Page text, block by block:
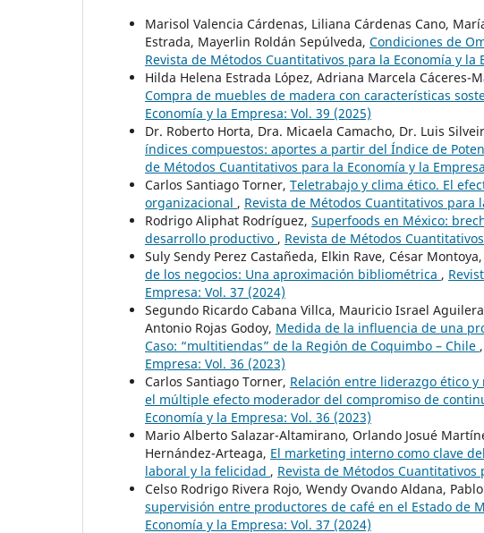
Marisol Valencia Cárdenas, Liliana Cárdenas Cano,
Estrada, Mayerlin Roldán Sepúlveda, Condiciones de
Revista de Métodos Cuantitativos para la Economía y la
Hilda Helena Estrada López, Adriana Marcela Cáceres-
Compra de muebles de madera con características
Economía y la Empresa: Vol. 39 (2025)
Dr. Roberto Horta, Dra. Micaela Camacho, Dr. Luis
índices compuestos: aportes a partir del Índice de
de Métodos Cuantitativos para la Economía y la
Carlos Santiago Torner, Teletrabajo y clima ético. El
organizacional , Revista de Métodos Cuantitativos para
Rodrigo Aliphat Rodríguez, Superfoods en México:
desarrollo productivo , Revista de Métodos
Suly Sendy Perez Castañeda, Elkin Rave, César Montoya,
de los negocios: Una aproximación bibliométrica ,
Empresa: Vol. 37 (2024)
Segundo Ricardo Cabana Villca, Mauricio Israel
Antonio Rojas Godoy, Medida de la influencia de una
Caso: “multitiendas” de la Región de Coquimbo – Chile ,
Empresa: Vol. 36 (2023)
Carlos Santiago Torner, Relación entre liderazgo ético
el múltiple efecto moderador del compromiso de
Economía y la Empresa: Vol. 36 (2023)
Mario Alberto Salazar-Altamirano, Orlando Josué
Hernández-Arteaga, El marketing interno como clave
laboral y la felicidad , Revista de Métodos Cuantitativos
Celso Rodrigo Rivera Rojo, Wendy Ovando Aldana,
supervisión entre productores de café en el Estado de
Economía y la Empresa: Vol. 37 (2024)